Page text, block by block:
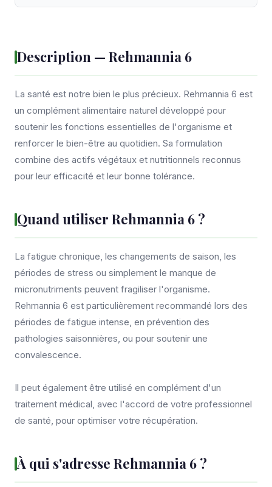
Description — Rehmannia 6
La santé est notre bien le plus précieux. Rehmannia 6 est
un complément alimentaire naturel développé pour
soutenir les fonctions essentielles de l'organisme et
renforcer le bien-être au quotidien. Sa formulation
combine des actifs végétaux et nutritionnels reconnus
pour leur efficacité et leur bonne tolérance.
Quand utiliser Rehmannia 6 ?
La fatigue chronique, les changements de saison, les
périodes de stress ou simplement le manque de
micronutriments peuvent fragiliser l'organisme.
Rehmannia 6 est particulièrement recommandé lors des
périodes de fatigue intense, en prévention des
pathologies saisonnières, ou pour soutenir une
convalescence.
Il peut également être utilisé en complément d'un
traitement médical, avec l'accord de votre professionnel
de santé, pour optimiser votre récupération.
À qui s'adresse Rehmannia 6 ?